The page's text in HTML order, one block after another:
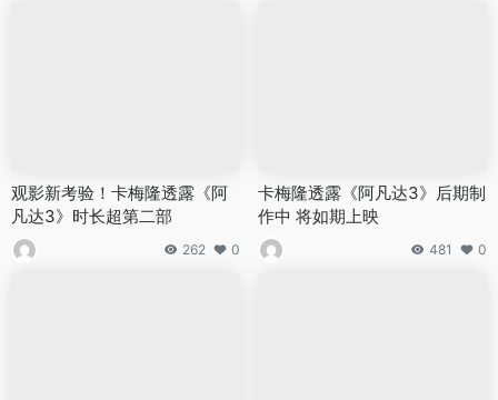
观影新考验！卡梅隆透露《阿
凡达3》时长超第二部
262 0
卡梅隆透露《阿凡达3》后期制
作中 将如期上映
481 0